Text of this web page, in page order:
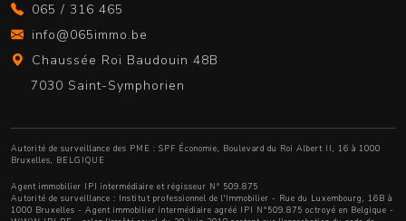
065 / 316 465
info@065immo.be
Chaussée Roi Baudouin 48B
7030 Saint-Symphorien
Autorité de surveillance des PME : SPF Économie, Boulevard du Roi Albert II, 16 à 1000
Bruxelles, BELGIQUE
Agent immobilier IPI intermédiaire et régisseur N° 509.875
Autorité de surveillance :
Institut professionnel de l'Immobilier - Rue du Luxembourg, 16B à
1000 Bruxelles - Agent immobilier intermédiaire agréé IPI N°509.875 octroyé en Belgique -